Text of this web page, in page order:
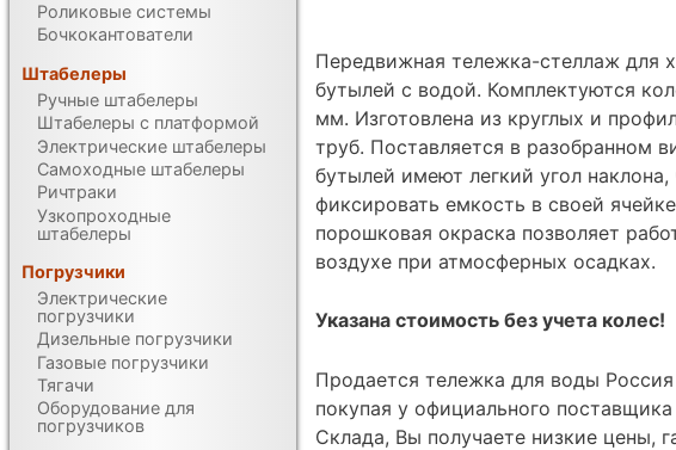
Передвижная тележка-стеллаж для
бутылей с водой. Комплектуются
мм. Изготовлена из круглых и
труб. Поставляется в разобранном
бутылей имеют легкий угол
фиксировать емкость в своей
порошковая окраска позволяет
воздухе при атмосферных осадках.
Указана стоимость без учета колес!
Продается тележка для воды
покупая у официального
Склада, Вы получаете низкие цены,
Роликовые системы
Бочкокантователи
Штабелеры
Ручные штабелеры
Штабелеры с платформой
Электрические штабелеры
Самоходные штабелеры
Ричтраки
Узкопроходные
штабелеры
Погрузчики
Электрические
погрузчики
Дизельные погрузчики
Газовые погрузчики
Тягачи
Оборудование для
погрузчиков